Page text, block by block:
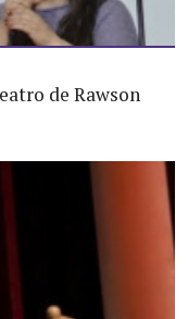
de Rawson